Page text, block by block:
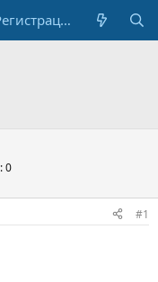
Регистрация
0
#1